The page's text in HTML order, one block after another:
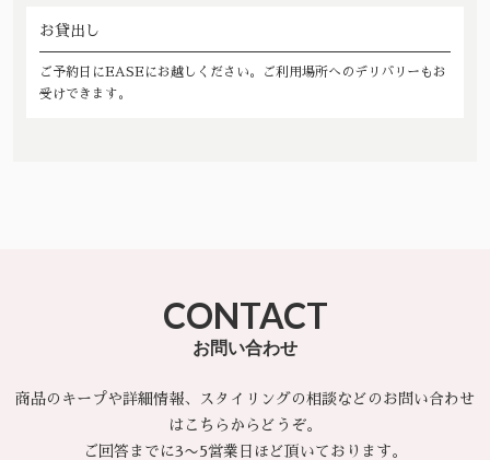
お貸出し
ご予約日にEASEにお越しください。ご利用場所へのデリバリーもお
受けできます。
CONTACT
お問い合わせ
商品のキープや詳細情報、スタイリングの相談などのお問い合わせ
はこちらからどうぞ。
ご回答までに3〜5営業日ほど頂いております。